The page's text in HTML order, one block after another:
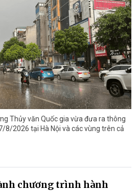
Thủy văn Quốc gia vừa đưa ra thông
8/2026 tại Hà Nội và các vùng trên cả
chương trình hành